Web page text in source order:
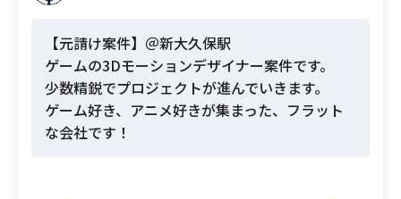
【元請け案件】＠新大久保駅
ゲームの3Dモーションデザイナー案件です。
少数精鋭でプロジェクトが進んでいきます。
ゲーム好き、アニメ好きが集まった、フラット
な会社です！